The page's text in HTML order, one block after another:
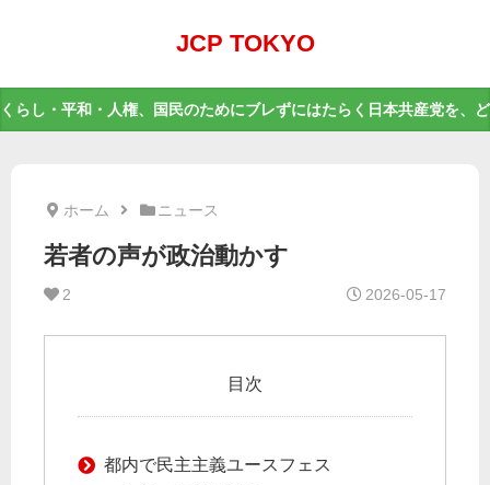
JCP TOKYO
くらし・平和・人権、国民のためにブレずにはたらく日本共産党を、
ホーム ニュース
若者の声が政治動かす
2 2026-05-17
目次
都内で民主主義ユースフェス